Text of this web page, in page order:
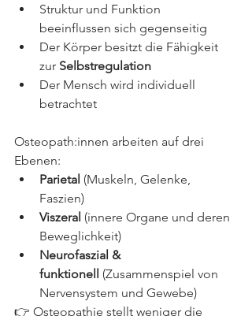
Struktur und Funktion
beeinflussen sich gegenseitig
Der Körper besitzt die Fähigkeit
zur Selbstregulation
Der Mensch wird individuell
betrachtet
Osteopath:innen arbeiten auf drei
Ebenen:
Parietal (Muskeln, Gelenke,
Faszien)
Viszeral (innere Organe und deren
Beweglichkeit)
Neurofaszial &
funktionell (Zusammenspiel von
Nervensystem und Gewebe)
👉 Osteopathie stellt weniger die